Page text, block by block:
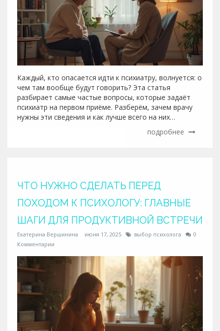
Каждый, кто опасается идти к психиатру, волнуется: о
чем там вообще будут говорить? Эта статья
разбирает самые частые вопросы, которые задаёт
психиатр на первом приёме. Разберём, зачем врачу
нужны эти сведения и как лучше всего на них
отвечать. Вы узнаете, стоит ли заранее готовиться и
что делать, если не хочется обсуждать личное. Плюс
подробнее
ЧТО НУЖНО СДЕЛАТЬ ПЕРЕД
ПОХОДОМ К ПСИХОЛОГУ: ГЛАВНЫЕ
ШАГИ ДЛЯ ПРОДУКТИВНОЙ ВСТРЕЧИ
Екатерина Вершинина июня 17, 2025 выбор психолога
0
Комментарии